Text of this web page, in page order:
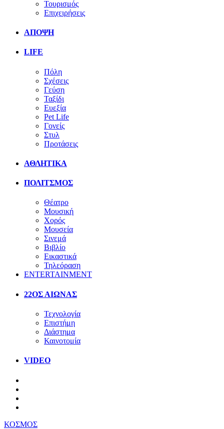
Τουρισμός
Επιχειρήσεις
ΑΠΟΨΗ
LIFE
Πόλη
Σχέσεις
Γεύση
Ταξίδι
Ευεξία
Pet Life
Γονείς
Στυλ
Προτάσεις
ΑΘΛΗΤΙΚΑ
ΠΟΛΙΤΣΜΟΣ
Θέατρο
Μουσική
Χορός
Μουσεία
Σινεμά
Βιβλίο
Εικαστικά
Τηλεόραση
ENTERTAINMENT
22ΟΣ ΑΙΩΝΑΣ
Τεχνολογία
Επιστήμη
Διάστημα
Καινοτομία
VIDEO
ΚΟΣΜΟΣ